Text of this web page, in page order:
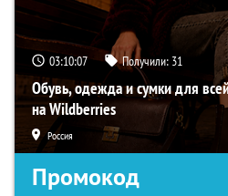
03:10:06 Получили: 31
Обувь, одежда и сумки для
на Wildberries
Россия
Промокод